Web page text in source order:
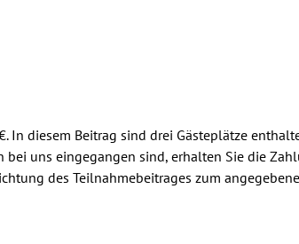
In diesem Beitrag sind drei Gästeplätze
uns eingegangen sind, erhalten Sie die
des Teilnahmebeitrages zum